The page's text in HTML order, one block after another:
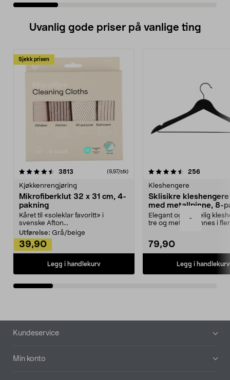
-
Uvanlig gode priser på vanlige ting
Sjekk prisen
3813 anmeldelser(9,97/stk)
Kjøkkenrengjøring
Mikrofiberklut 32 x 31 cm, 4-
pakning
Kåret til «soleklar favoritt» i
svenske Afton...
Utførelse: Grå/beige
39,90
Legg i handlekurv
4.5av 5 stjerner 256
Kleshengere
Sklisikre
med metallpinne, 8-
Elegant og skikkelig
tre og metall – finnes i
79,90
Legg i handlekurv
4.5av 5 stjerner
Bunntekst
Kundeservice
Min konto